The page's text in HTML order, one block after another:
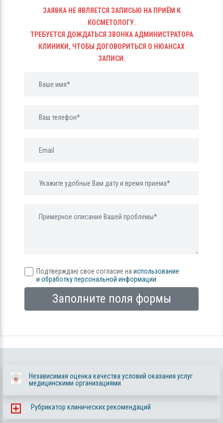
ЗАЯВКА НЕ ЯВЛЯЕТСЯ ЗАПИСЬЮ НА ПРИЁМ К
КОСМЕТОЛОГУ.
ТРЕБУЕТСЯ ДОЖДАТЬСЯ ЗВОНКА АДМИНИСТРАТОРА
КЛИНИКИ, ЧТОБЫ ДОГОВОРИТЬСЯ О НЮАНСАХ
ЗАПИСИ.
Подтверждаю свое согласие на использование
и обработку персональной информации
Заполните поля формы
Независимая оценка качества условий оказания услуг
медицинскими организациями
Рубрикатор клинических рекомендаций